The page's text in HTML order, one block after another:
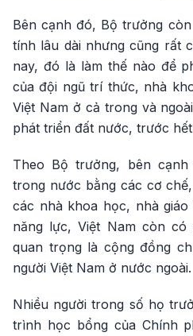
Bên cạnh đó, Bộ trưởng
tính lâu dài nhưng cũng rất
nay, đó là làm thế nào để
của đội ngũ trí thức, nhà
Việt Nam ở cả trong và
phát triển đất nước, trước
Theo Bộ trưởng, bên
trong nước bằng các cơ
các nhà khoa học, nhà
năng lực, Việt Nam còn
quan trọng là cộng đồng
người Việt Nam ở nước ngoài.
Nhiều người trong số họ
trình học bổng của Chính